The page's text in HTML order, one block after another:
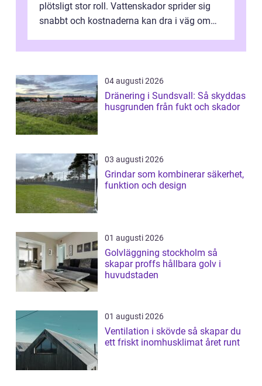
plötsligt stor roll. Vattenskador sprider sig
snabbt och kostnaderna kan dra i väg om
04 augusti 2026
Dränering i Sundsvall: Så skyddas
husgrunden från fukt och skador
03 augusti 2026
Grindar som kombinerar säkerhet,
funktion och design
01 augusti 2026
Golvläggning stockholm så
skapar proffs hållbara golv i
huvudstaden
01 augusti 2026
Ventilation i skövde så skapar du
ett friskt inomhusklimat året runt